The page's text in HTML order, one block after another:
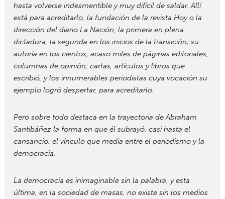
hasta volverse indesmentible y muy difícil de saldar. Allí
está para acreditarlo, la fundación de la revista Hoy o la
dirección del diario La Nación, la primera en plena
dictadura, la segunda en los inicios de la transición; su
autoría en los cientos, acaso miles de páginas editoriales,
columnas de opinión, cartas, artículos y libros que
escribió, y los innumerables periodistas cuya vocación su
ejemplo logró despertar, para acreditarlo.
Pero sobre todo destaca en la trayectoria de Abraham
Santibáñez la forma en que él subrayó, casi hasta el
cansancio, el vínculo que media entre el periodismo y la
democracia.
La democracia es inimaginable sin la palabra, y esta
última, en la sociedad de masas, no existe sin los medios